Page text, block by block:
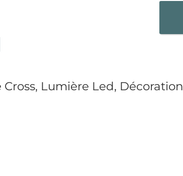
Lumière Led, Décoration